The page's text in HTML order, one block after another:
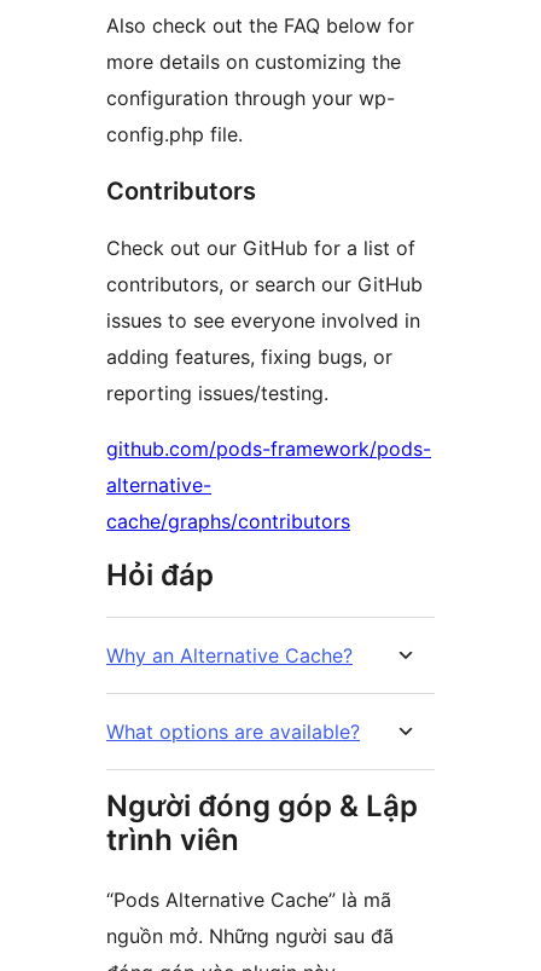
Also check out the FAQ below for
more details on customizing the
configuration through your wp-
config.php file.
Contributors
Check out our GitHub for a list of
contributors, or search our GitHub
issues to see everyone involved in
adding features, fixing bugs, or
reporting issues/testing.
github.com/pods-framework/pods-
alternative-
cache/graphs/contributors
Hỏi đáp
Why an Alternative Cache?
What options are available?
Người đóng góp & Lập
trình viên
“Pods Alternative Cache” là mã
nguồn mở. Những người sau đã